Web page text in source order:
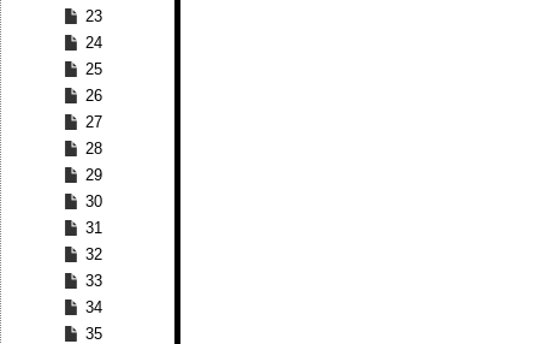
23
24
25
26
27
28
29
30
31
32
33
34
35